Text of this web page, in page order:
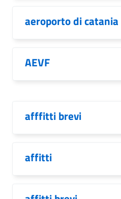
aeroporto di catania
AEVF
afffitti brevi
affitti